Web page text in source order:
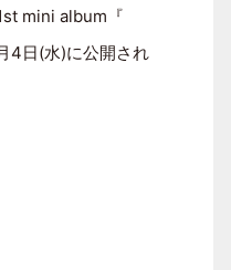
mini album『
4日(水)に公開され